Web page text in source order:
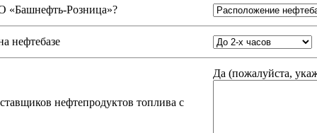
«Башнефть-Розница»?
нефтебазе
нефтепродуктов топлива с
Да (пожалуйста,